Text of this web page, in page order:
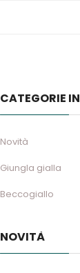
CATEGORIE
Novità
Giungla gialla
Beccogiallo
NOVITÀ